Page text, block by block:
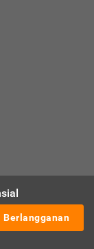
Berlangganan